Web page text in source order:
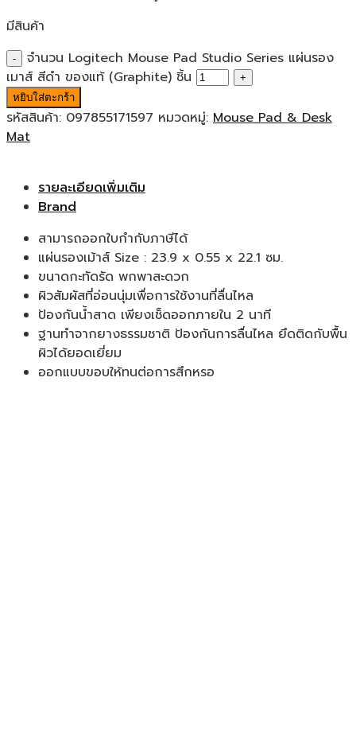
มีสินค้า
จำนวน Logitech Mouse Pad Studio Series แผ่นรอง
เมาส์ สีดำ ของแท้ (Graphite) ชิ้น
หยิบใส่ตะกร้า
รหัสสินค้า: 097855171597 หมวดหมู่: Mouse Pad & Desk
Mat
รายละเอียดเพิ่มเติม
Brand
สามารถออกใบกำกับภาษีได้
แผ่นรองเม้าส์ Size : 23.9 x 0.55 x 22.1 ซม.
ขนาดกะทัดรัด พกพาสะดวก
ผิวสัมผัสที่อ่อนนุ่มเพื่อการใช้งานที่ลื่นไหล
ป้องกันน้ำสาด เพียงเช็ดออกภายใน 2 นาที
ฐานทำจากยางธรรมชาติ ป้องกันการลื่นไหล ยึดติดกับพื้น
ผิวได้ยอดเยี่ยม
ออกแบบขอบให้ทนต่อการสึกหรอ